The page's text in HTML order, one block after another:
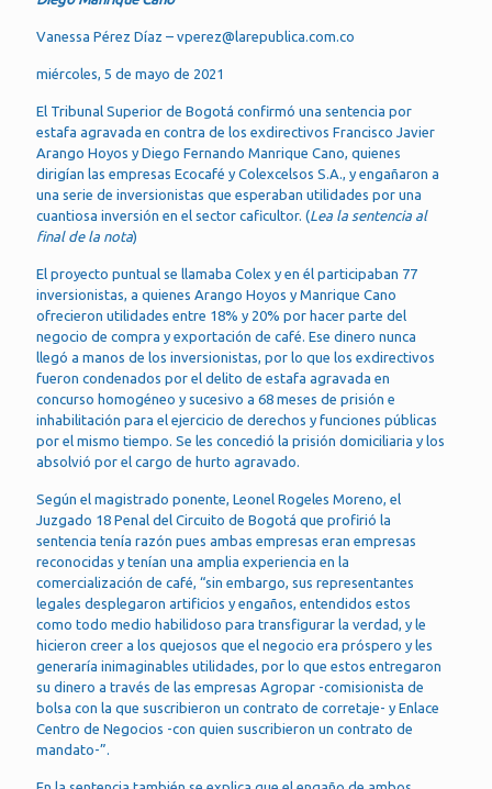
Vanessa Pérez Díaz – vperez@larepublica.com.co
miércoles, 5 de mayo de 2021
El Tribunal Superior de Bogotá confirmó una sentencia por
estafa agravada en contra de los exdirectivos Francisco Javier
Arango Hoyos y Diego Fernando Manrique Cano, quienes
dirigían las empresas Ecocafé y Colexcelsos S.A., y engañaron a
una serie de inversionistas que esperaban utilidades por una
cuantiosa inversión en el sector caficultor. (Lea la sentencia al
final de la nota)
El proyecto puntual se llamaba Colex y en él participaban 77
inversionistas, a quienes Arango Hoyos y Manrique Cano
ofrecieron utilidades entre 18% y 20% por hacer parte del
negocio de compra y exportación de café. Ese dinero nunca
llegó a manos de los inversionistas, por lo que los exdirectivos
fueron condenados por el delito de estafa agravada en
concurso homogéneo y sucesivo a 68 meses de prisión e
inhabilitación para el ejercicio de derechos y funciones públicas
por el mismo tiempo. Se les concedió la prisión domiciliaria y los
absolvió por el cargo de hurto agravado.
Según el magistrado ponente, Leonel Rogeles Moreno, el
Juzgado 18 Penal del Circuito de Bogotá que profirió la
sentencia tenía razón pues ambas empresas eran empresas
reconocidas y tenían una amplia experiencia en la
comercialización de café, “sin embargo, sus representantes
legales desplegaron artificios y engaños, entendidos estos
como todo medio habilidoso para transfigurar la verdad, y le
hicieron creer a los quejosos que el negocio era próspero y les
generaría inimaginables utilidades, por lo que estos entregaron
su dinero a través de las empresas Agropar -comisionista de
bolsa con la que suscribieron un contrato de corretaje- y Enlace
Centro de Negocios -con quien suscribieron un contrato de
mandato-”.